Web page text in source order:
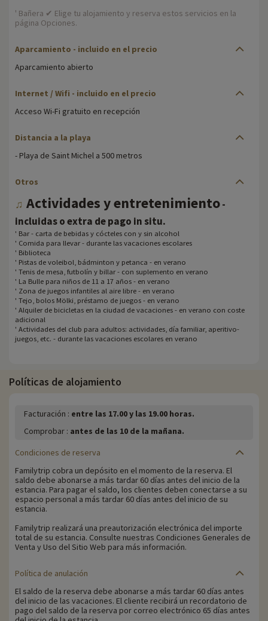
' Bañera ✔ Elige tu alojamiento y reserva estos servicios en la
página Opciones.
Aparcamiento - incluido en el precio
Aparcamiento abierto
Internet / Wifi - incluido en el precio
Acceso Wi-Fi gratuito en recepción
Distancia a la playa
- Playa de Saint Michel a 500 metros
Otros
♫ Actividades y entretenimiento-
incluidas o extra de pago in situ.
' Bar - carta de bebidas y cócteles con y sin alcohol
' Comida para llevar - durante las vacaciones escolares
' Biblioteca
' Pistas de voleibol, bádminton y petanca - en verano
' Tenis de mesa, futbolín y billar - con suplemento en verano
' La Bulle para niños de 11 a 17 años - en verano
' Zona de juegos infantiles al aire libre - en verano
' Tejo, bolos Mölki, préstamo de juegos - en verano
' Alquiler de bicicletas en la ciudad de vacaciones - en verano con coste
adicional
' Actividades del club para adultos: actividades, día familiar, aperitivo-
juegos, etc. - durante las vacaciones escolares en verano
Políticas de alojamiento
Facturación : entre las 17.00 y las 19.00 horas.
Comprobar : antes de las 10 de la mañana.
Condiciones de reserva
Familytrip cobra un depósito en el momento de la reserva. El
saldo debe abonarse a más tardar 60 días antes del inicio de la
estancia. Para pagar el saldo, los clientes deben conectarse a su
espacio personal a más tardar 60 días antes del inicio de su
estancia.
Familytrip realizará una preautorización electrónica del importe
total de su estancia. Consulte nuestras Condiciones Generales de
Venta y Uso del Sitio Web para más información.
Política de anulación
El saldo de la reserva debe abonarse a más tardar 60 días antes
del inicio de las vacaciones. El cliente recibirá un recordatorio de
pago del saldo de la reserva por correo electrónico 65 días antes